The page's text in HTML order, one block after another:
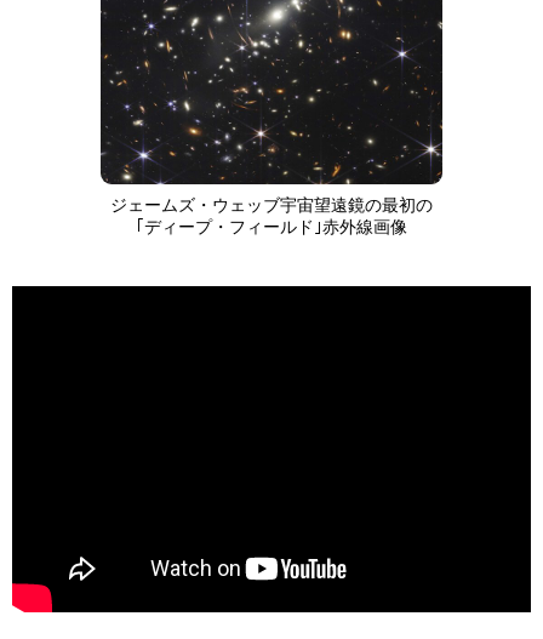
ジェームズ・ウェッブ宇宙望遠鏡の最初の
｢ディープ・フィールド｣赤外線画像